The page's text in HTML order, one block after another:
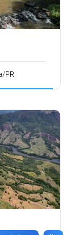
PR